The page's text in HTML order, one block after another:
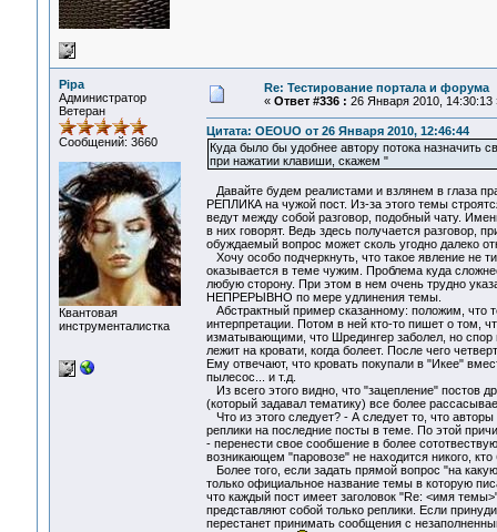
Pipa
Администратор
Ветеран
Сообщений: 3660
Квантовая
инструменталистка
Re: Тестирование портала и форума
« Ответ #336 : 26 Января 2010, 14:30:13
Цитата: OEOUO от 26 Января 2010, 12:46:44
Куда было бы удобнее автору потока
при нажатии клавиши, скажем "
Давайте будем реалистами и взлянем в глаза
РЕПЛИКА на чужой пост. Из-за этого темы
ведут между собой разговор, подобный чату.
в них говорят. Ведь здесь получается разговор,
обуждаемый вопрос может сколь угодно далеко
Хочу особо подчеркнуть, что такое явление не
оказывается в теме чужим. Проблема куда
любую сторону. При этом в нем очень трудно
НЕПРЕРЫВНО по мере удлинения темы.
Абстрактный пример сказанному: положим, что
интерпретации. Потом в ней кто-то пишет о том,
изматывающими, что Шредингер заболел, но спор
лежит на кровати, когда болеет. После чего
Ему отвечают, что кровать покупали в "Икее"
пылесос... и т.д.
Из всего этого видно, что "зацепление" постов
(который задавал тематику) все более
Что из этого следует? - А следует то, что
реплики на последние посты в теме. По этой
- перенести свое сообшение в более
возникающем "паровозе" не находится никого,
Более того, если задать прямой вопрос "на
только официальное название темы в которую
что каждый пост имеет заголовок "Re: <имя
представляют собой только реплики. Если
перестанет принимать сообщения с